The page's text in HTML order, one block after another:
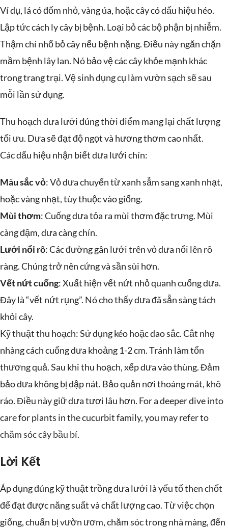
Ví dụ, lá có đốm nhỏ, vàng úa, hoặc cây có dấu hiệu héo.
Lập tức cách ly cây bị bệnh. Loại bỏ các bộ phận bị nhiễm.
Thậm chí nhổ bỏ cây nếu bệnh nặng. Điều này ngăn chặn
mầm bệnh lây lan. Nó bảo vệ các cây khỏe mạnh khác
trong trang trại. Vệ sinh dụng cụ làm vườn sạch sẽ sau
mỗi lần sử dụng.
Thu hoạch dưa lưới đúng thời điểm mang lại chất lượng
tối ưu. Dưa sẽ đạt độ ngọt và hương thơm cao nhất.
Các dấu hiệu nhận biết dưa lưới chín:
Màu sắc vỏ: Vỏ dưa chuyển từ xanh sẫm sang xanh nhạt,
hoặc vàng nhạt, tùy thuộc vào giống.
Mùi thơm: Cuống dưa tỏa ra mùi thơm đặc trưng. Mùi
càng đậm, dưa càng chín.
Lưới nổi rõ: Các đường gân lưới trên vỏ dưa nổi lên rõ
ràng. Chúng trở nên cứng và sần sùi hơn.
Vết nứt cuống: Xuất hiện vết nứt nhỏ quanh cuống dưa.
Đây là “vết nứt rụng”. Nó cho thấy dưa đã sẵn sàng tách
khỏi cây.
Kỹ thuật thu hoạch: Sử dụng kéo hoặc dao sắc. Cắt nhẹ
nhàng cách cuống dưa khoảng 1-2 cm. Tránh làm tổn
thương quả. Sau khi thu hoạch, xếp dưa vào thùng. Đảm
bảo dưa không bị dập nát. Bảo quản nơi thoáng mát, khô
ráo. Điều này giữ dưa tươi lâu hơn. For a deeper dive into
care for plants in the cucurbit family, you may refer to
chăm sóc cây bầu bí.
Lời Kết
Áp dụng đúng kỹ thuật trồng dưa lưới là yếu tố then chốt
để đạt được năng suất và chất lượng cao. Từ việc chọn
giống, chuẩn bị vườn ươm, chăm sóc trong nhà màng, đến